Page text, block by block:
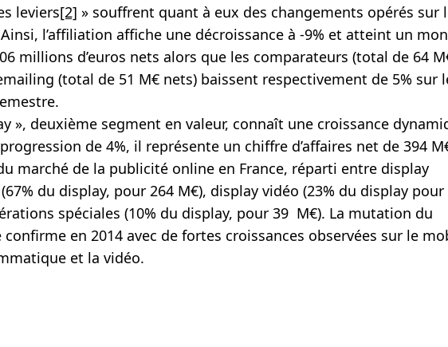
leviers[2] » souffrent quant à eux des changements opérés sur
l’affiliation affiche une décroissance à -9% et atteint un
millions d’euros nets alors que les comparateurs (total de 64
(total de 51 M€ nets) baissent respectivement de 5% sur
», deuxième segment en valeur, connaît une croissance
de 4%, il représente un chiffre d’affaires net de 394
marché de la publicité online en France, réparti entre display
(67% du display, pour 264 M€), display vidéo (23% du display pour
spéciales (10% du display, pour 39 M€). La mutation du
confirme en 2014 avec de fortes croissances observées sur le
et la vidéo.